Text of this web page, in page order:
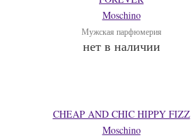
Moschino
Мужская парфюмерия
нет в наличии
CHEAP AND CHIC HIPPY FIZZ
Moschino